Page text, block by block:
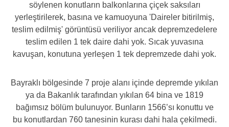
söylenen konutların balkonlarına çiçek saksıları
yerleştirilerek, basına ve kamuoyuna 'Daireler bitirilmiş,
teslim edilmiş' görüntüsü veriliyor ancak depremzedelere
teslim edilen 1 tek daire dahi yok. Sıcak yuvasına
kavuşan, konutuna yerleşen 1 tek depremzede dahi yok.
Bayraklı bölgesinde 7 proje alanı içinde depremde yıkılan
ya da Bakanlık tarafından yıkılan 64 bina ve 1819
bağımsız bölüm bulunuyor. Bunların 1566’sı konuttu ve
bu konutlardan 760 tanesinin kurası dahi hala çekilmedi.